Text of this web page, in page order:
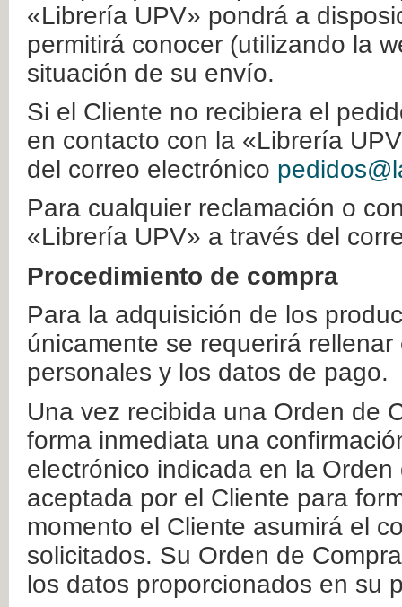
«Librería UPV» pondrá a
permitirá conocer (utilizando la
situación de su envío.
Si el Cliente no recibiera el
en contacto con la «Librería
del correo electrónico
Para cualquier reclamación o
«Librería UPV» a través del
Procedimiento de compra
Para la adquisición de los
únicamente se requerirá
personales y los datos de pago.
Una vez recibida una Orden de
forma inmediata una
electrónico indicada en la
aceptada por el Cliente para
momento el Cliente asumirá el
solicitados. Su Orden de
los datos proporcionados en su